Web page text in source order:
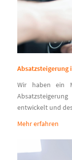
Absatzsteigerung
Wir haben ein
entwickelt und
Mehr erfahren